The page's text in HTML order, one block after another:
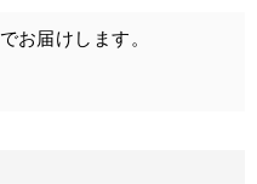
でお届けします。